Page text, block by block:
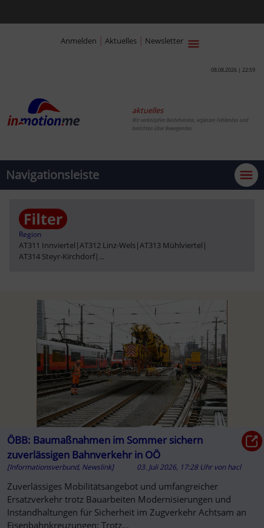
Anmelden | Aktuelles | Newsletter
08.08.2026 | 22:59
aktuelles
Wir verknüpfen Bestehendes, ergänzen Fehlendes und
berichten über Bewegendes
Navigationsleiste
Region
AT311 Innviertel |AT312 Linz-Wels|AT313 Mühlviertel |
AT314 Steyr-Kirchdorf| ...
ÖBB: Baumaßnahmen im Sommer sichern
zuverlässigen Bahnverkehr in OÖ
[Informationsverbund, Newslink] 03. Juli 2026, 17:28 Uhr vonhacl
Zuverlässiges Mobilitätsangebot und umfangreicher
Ersatzverkehr trotz Bauarbeiten Modernisierungen und
Instandhaltungen für Sicherheit im Zugverkehr Achtsam an
Eisenbahnkreuzungen: Trotz...